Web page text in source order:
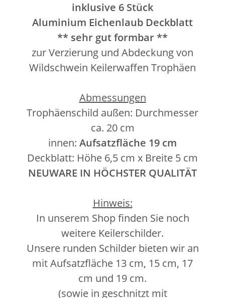
inklusive 6 Stück
Aluminium Eichenlaub Deckblatt
** sehr gut formbar **
zur Verzierung und Abdeckung von
Wildschwein Keilerwaffen Trophäen
Abmessungen
Trophäenschild außen: Durchmesser
ca. 20 cm
innen: Aufsatzfläche 19 cm
Deckblatt: Höhe 6,5 cm x Breite 5 cm
NEUWARE IN HÖCHSTER QUALITÄT
Hinweis:
In unserem Shop finden Sie noch
weitere Keilerschilder.
Unsere runden Schilder bieten wir an
mit Aufsatzfläche 13 cm, 15 cm, 17
cm und 19 cm.
(sowie in geschnitzt mit